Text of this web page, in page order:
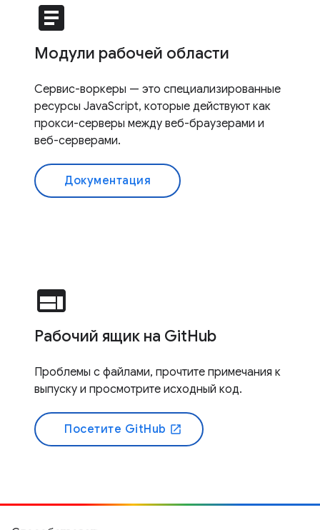
article
Модули рабочей области
Сервис-воркеры — это специализированные
ресурсы JavaScript, которые действуют как
прокси-серверы между веб-браузерами и
веб-серверами.
Документация
web
Рабочий ящик на GitHub
Проблемы с файлами, прочтите примечания к
выпуску и просмотрите исходный код.
Посетите GitHub open_in_new